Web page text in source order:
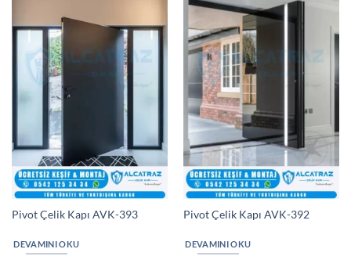
Pivot Çelik Kapı AVK-393
DEVAMINI OKU
Pivot Çelik Kapı AVK-392
DEVAMINI OKU